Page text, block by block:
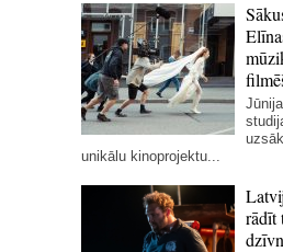
unikālu kinoprojektu...
rādīt